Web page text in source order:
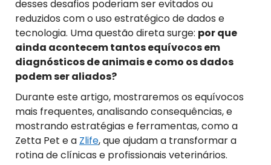
desses desafios poderiam ser evitados ou
reduzidos com o uso estratégico de dados e
tecnologia. Uma questão direta surge: por que
ainda acontecem tantos equívocos em
diagnósticos de animais e como os dados
podem ser aliados?
Durante este artigo, mostraremos os equívocos
mais frequentes, analisando consequências, e
mostrando estratégias e ferramentas, como a
Zetta Pet e a Zlife, que ajudam a transformar a
rotina de clínicas e profissionais veterinários.